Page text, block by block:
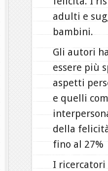
adulti e
bambini.
Gli autori
essere più
aspetti
e quelli
della
fino al
I